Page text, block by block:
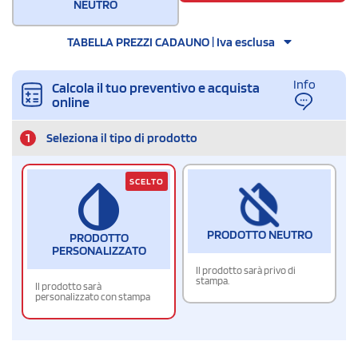
NEUTRO
TABELLA PREZZI CADAUNO | Iva esclusa
Calcola il tuo preventivo e acquista
online
Info
1 Seleziona il tipo di prodotto
PRODOTTO
PERSONALIZZATO
Il prodotto sarà
personalizzato con stampa
SCELTO
PRODOTTO NEUTRO
Il prodotto sarà privo di
stampa.